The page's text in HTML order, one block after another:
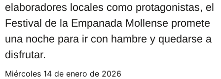
elaboradores locales como protagonistas, el
Festival de la Empanada Mollense promete
una noche para ir con hambre y quedarse a
disfrutar.
miércoles 14 de enero de 2026